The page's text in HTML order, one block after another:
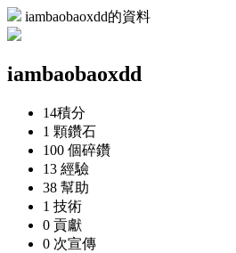
iambaobaoxdd的資料
iambaobaoxdd
14積分
1 顆鑽石
100 個碎鑽
13 經驗
38 幫助
1 技術
0 貢獻
0 次宣傳